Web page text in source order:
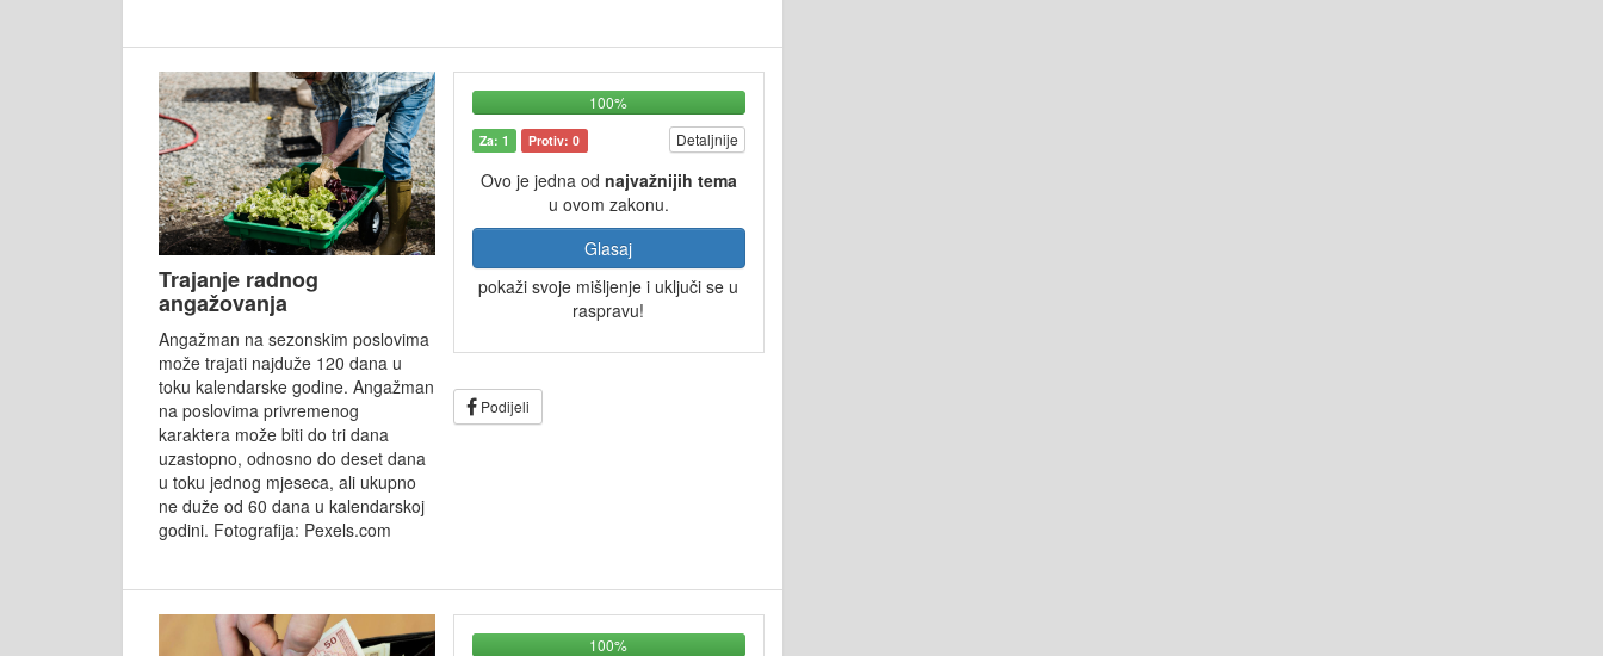
Trajanje radnog
angažovanja
Angažman na sezonskim poslovima
može trajati najduže 120 dana u
toku kalendarske godine. Angažman
na poslovima privremenog
karaktera može biti do tri dana
uzastopno, odnosno do deset dana
u toku jednog mjeseca, ali ukupno
ne duže od 60 dana u kalendarskoj
godini. Fotografija: Pexels.com
100%
Za: 1 Protiv: 0 Detaljnije
Ovo je jedna od najvažnijih tema
u ovom zakonu.
Glasaj
pokaži svoje mišljenje i uključi se u
raspravu!
Podijeli
100%